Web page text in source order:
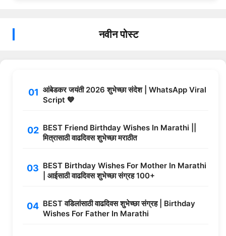
नवीन पोस्ट
आंबेडकर जयंती 2026 शुभेच्छा संदेश | WhatsApp Viral
Script 💙
BEST Friend Birthday Wishes In Marathi ||
मित्रासाठी वाढदिवस शुभेच्छा मराठीत
BEST Birthday Wishes For Mother In Marathi
| आईसाठी वाढदिवस शुभेच्छा संग्रह 100+
BEST वडिलांसाठी वाढदिवस शुभेच्छा संग्रह | Birthday
Wishes For Father In Marathi